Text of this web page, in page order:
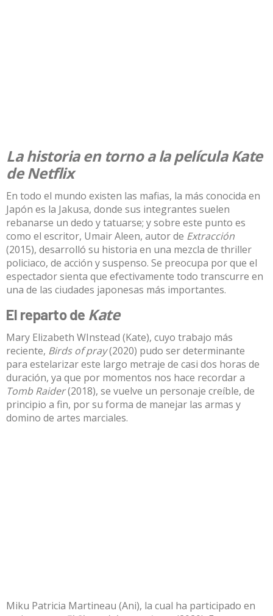
La historia en torno a la película Kate
de Netflix
En todo el mundo existen las mafias, la más conocida en
Japón es la Jakusa, donde sus integrantes suelen
rebanarse un dedo y tatuarse; y sobre este punto es
como el escritor, Umair Aleen, autor de Extracción
(2015), desarrolló su historia en una mezcla de thriller
policiaco, de acción y suspenso. Se preocupa por que el
espectador sienta que efectivamente todo transcurre en
una de las ciudades japonesas más importantes.
El reparto de Kate
Mary Elizabeth WInstead (Kate), cuyo trabajo más
reciente, Birds of pray(2020) pudo ser determinante
para estelarizar este largo metraje de casi dos horas de
duración, ya que por momentos nos hace recordar a
Tomb Raider(2018), se vuelve un personaje creíble, de
principio a fin, por su forma de manejar las armas y
domino de artes marciales.
Miku Patricia Martineau (Ani), la cual ha participado en